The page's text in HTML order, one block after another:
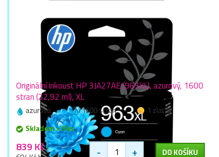
Originální inkoust HP 3JA27AE (963XL), azurový, 1600
stran (22,92 ml), XL
azurová 1600 stran
1 zlaťák
Skladem > 9 ks
839 Kč - + DO KOŠÍKU